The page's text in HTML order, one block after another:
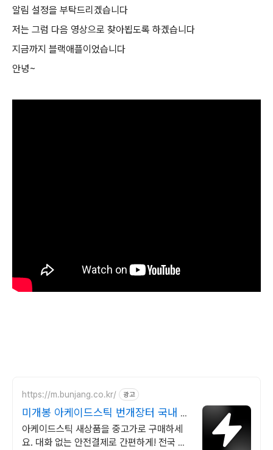
알림 설정을 부탁드리겠습니다
저는 그럼 다음 영상으로 찾아뵙도록 하겠습니다
지금까지 블랙애플이었습니다
안녕~
https://m.bunjang.co.kr/ 광고
미개봉 아케이드스틱 번개장터 국내 최
대 브랜드 중고거래
아케이드스틱 새상품을 중고가로 구매하세
요. 대화 없는 안전결제로 간편하게! 전국 각